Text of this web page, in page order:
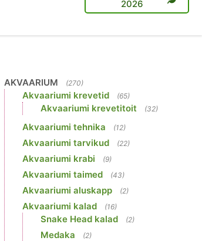
2026
AKVAARIUM (270)
Akvaariumi krevetid (65)
Akvaariumi krevetitoit (32)
Akvaariumi tehnika (12)
Akvaariumi tarvikud (22)
Akvaariumi krabi (9)
Akvaariumi taimed (43)
Akvaariumi aluskapp (2)
Akvaariumi kalad (16)
Snake Head kalad (2)
Medaka (2)